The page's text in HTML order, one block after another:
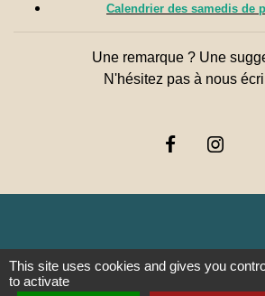
Calendrier des samedis de
Une remarque ? Une
N'hésitez pas à nous
Liens
This site uses cookies and gives you
to activate